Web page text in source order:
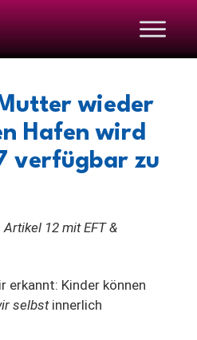
wieder
Hafen wird
verfügbar zu
12 mit EFT &
erkannt: Kinder können
selbstinnerlich